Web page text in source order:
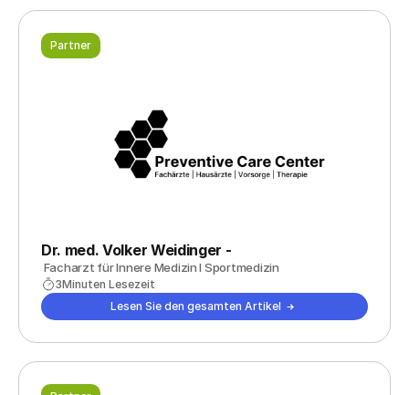
Partner
Dr. med. Volker Weidinger -
Facharzt für Innere Medizin I Sportmedizin
3Minuten Lesezeit
Lesen Sie den gesamten Artikel